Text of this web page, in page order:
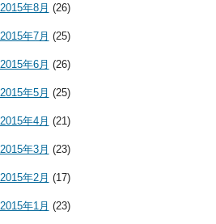
2015年8月 (26)
2015年7月 (25)
2015年6月 (26)
2015年5月 (25)
2015年4月 (21)
2015年3月 (23)
2015年2月 (17)
2015年1月 (23)